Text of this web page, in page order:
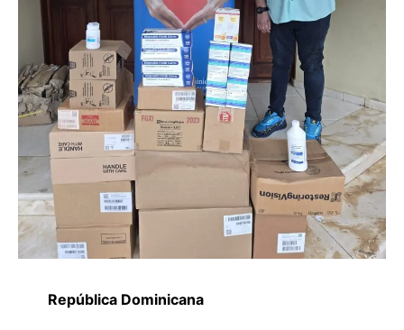
República Dominicana